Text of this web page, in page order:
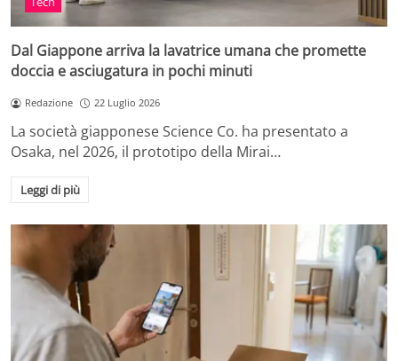
Dal Giappone arriva la lavatrice umana che promette
doccia e asciugatura in pochi minuti
Redazione 22 Luglio 2026
La società giapponese Science Co. ha presentato a
Osaka, nel 2026, il prototipo della Mirai…
Leggi di più